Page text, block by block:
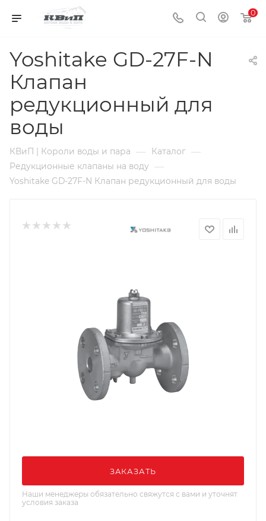
0
Yoshitake GD-27F-N
Клапан
редукционный для
воды
КВиП | Короли воды и пара — Каталог —
Редукционные клапаны на воду —
Yoshitake GD-27F-N Клапан редукционный для воды
ЗАКАЗАТЬ
Наши менеджеры обязательно свяжутся с вами и уточнят
условия заказа